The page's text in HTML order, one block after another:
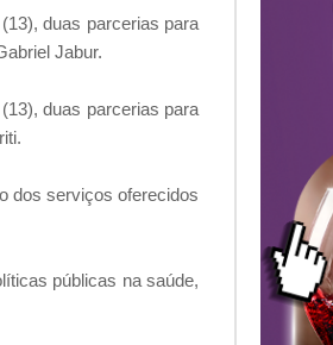
duas parcerias para
Jabur.
duas parcerias para
dos serviços oferecidos
públicas na saúde,